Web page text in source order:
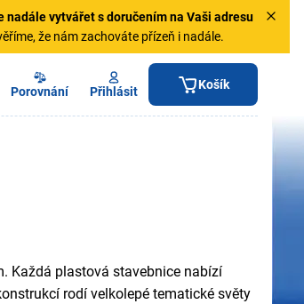
nadále vytvářet s doručením na Vaši adresu
že nám zachováte přízeň i nadále.
Porovnání Přihlásit Košík
Každá plastová stavebnice nabízí
rodí velkolepé tematické světy